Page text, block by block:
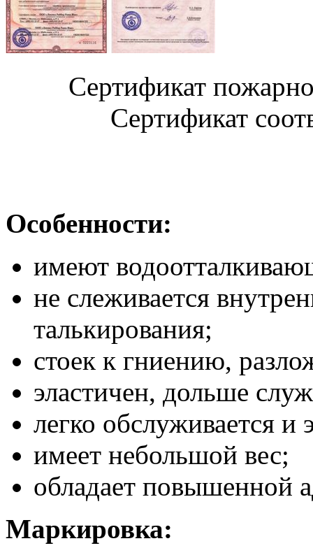
Сертификат
Сертификат
Особенности:
имеют
не слеживается
талькирования;
стоек к гниению,
эластичен, дольше
легко обслуживается и
имеет небольшой вес;
обладает повышенной
Маркировка: